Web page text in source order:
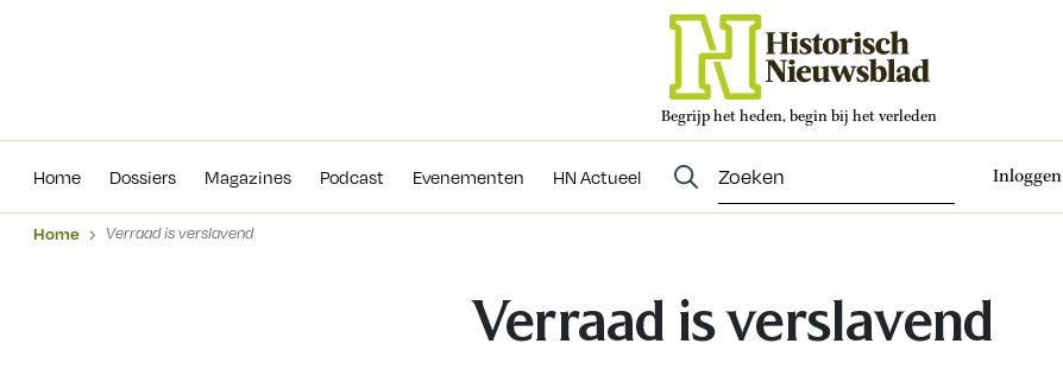
Begrijp het heden, begin bij het verleden
Home Dossiers Magazines Podcast Evenementen HN Actueel Inloggen
Evenementen
Home Verraad is verslavend
Verraad is verslavend